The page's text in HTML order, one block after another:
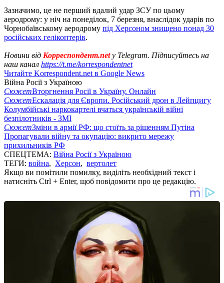
Зазначимо, це не перший вдалий удар ЗСУ по цьому
аеродрому: у ніч на понеділок, 7 березня, внаслідок ударів по
Чорнобаївському аеродрому під Херсоном знищено понад 30
російських гелікоптерів.
Новини від Корреспондент.netу Telegram. Підписуйтесь на
наш канал https://t.me/korrespondentnet
Читайте Korrespondent.net в Google News
Війна Росії з Україною
СюжетВторгнення Росії в Україну. Онлайн
СюжетЕскалація для Європи. Російський дрон в Лейпцигу
Колумбійські наркокартелі вчаться українській війні
безпілотників - ЗМІ
СюжетЗміни в армії РФ: що стоїть за рішенням Путіна
Пропагували війну та окупацію: викрито мережу
прихильників РФ
СПЕЦТЕМА: Війна Росії з Україною
ТЕГИ: война, Херсон, вертолет
Якщо ви помітили помилку, виділіть необхідний текст і
натисніть Ctrl + Enter, щоб повідомити про це редакцію.